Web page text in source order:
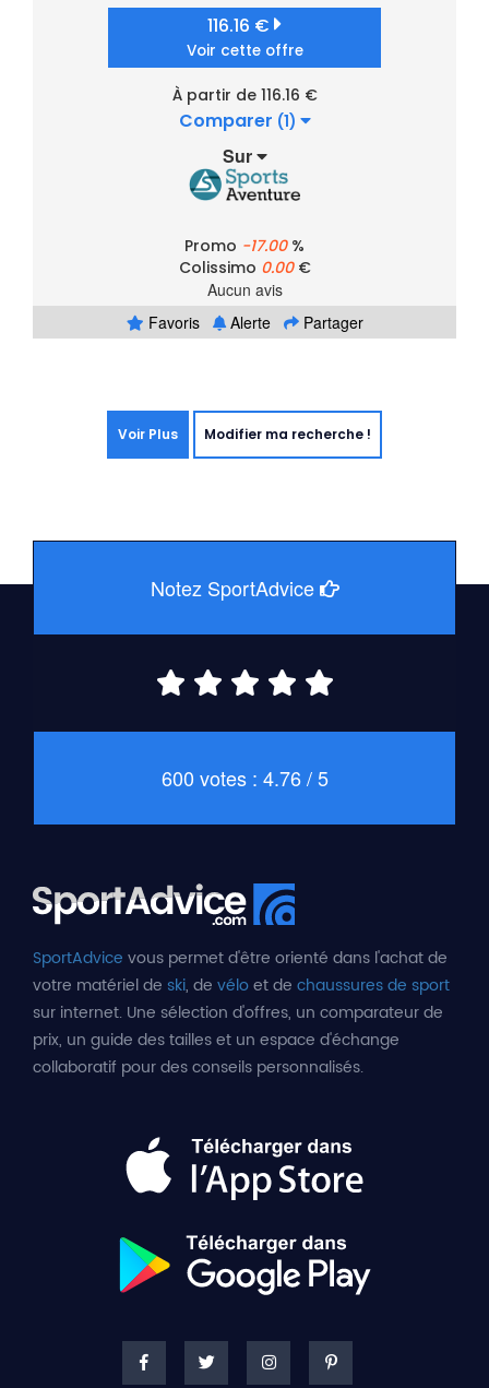
116.16 €
Voir cette offre
À partir de 116.16 €
Comparer (1)
Sur
Promo -17.00%
Colissimo 0.00€
Aucun avis
Favoris
Alerte Partager
Voir Plus Modifier ma recherche !
Notez SportAdvice
600 votes : 4.76 / 5
SportAdvice vous permet d'être orienté dans l'achat de
votre matériel de ski, de véloet de chaussures de sport
sur internet. Une sélection d'offres, un comparateur de
prix, un guide des tailles et un espace d'échange
collaboratif pour des conseils personnalisés.